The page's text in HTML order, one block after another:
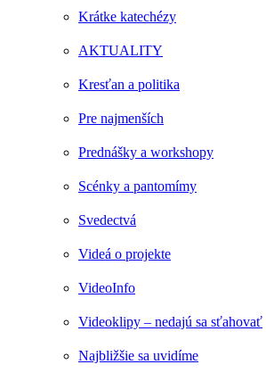
Krátke katechézy
AKTUALITY
Kresťan a politika
Pre najmenších
Prednášky a workshopy
Scénky a pantomímy
Svedectvá
Videá o projekte
VideoInfo
Videoklipy – nedajú sa sťahovať
Najbližšie sa uvidíme